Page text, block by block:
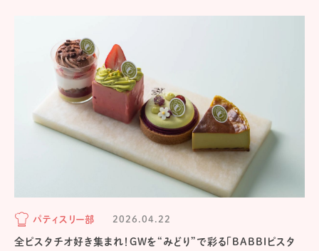
パティスリー部 2026.04.22
全ピスタチオ好き集まれ！GWを“みどり”で彩る「BABBIピスタ